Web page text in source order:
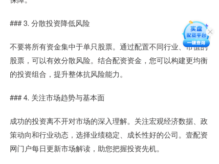
### 3. 分散投资降低风险
不要将所有资金集中于单只股票。通过配置不同行业、市值的
股票，可以有效分散风险。结合配资资金，您可以构建更均衡
的投资组合，提升整体抗风险能力。
### 4. 关注市场趋势与基本面
成功的投资离不开对市场的深入理解。关注宏观经济数据、政
策动向和行业动态，选择业绩稳定、成长性好的公司。壹配资
网门户每日更新市场解读，助您把握投资先机。